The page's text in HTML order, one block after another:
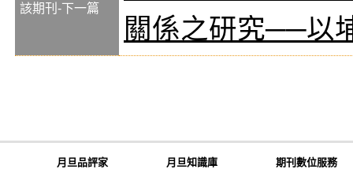
該期刊-下一篇
關係之研究──以
月旦品評家
月旦知識庫
期刊數位服務